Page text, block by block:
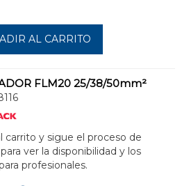
AL CARRITO
FLM20 25/38/50mm²
carrito y sigue el proceso de
ver la disponibilidad y los
profesionales.